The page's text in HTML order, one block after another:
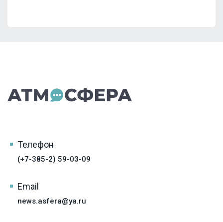
Телефон
(+7-385-2) 59-03-09
Email
news.asfera@ya.ru